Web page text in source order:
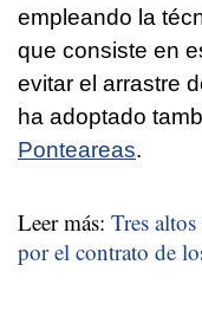
empleando la
que consiste en
evitar el arrastre
ha adoptado
Ponteareas.
Leer más: Tres
por el contrato de